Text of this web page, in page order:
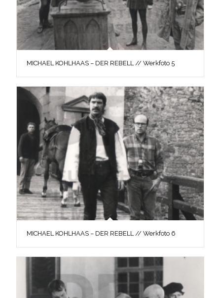
MICHAEL KOHLHAAS – DER REBELL // Werkfoto 5
MICHAEL KOHLHAAS – DER REBELL // Werkfoto 6